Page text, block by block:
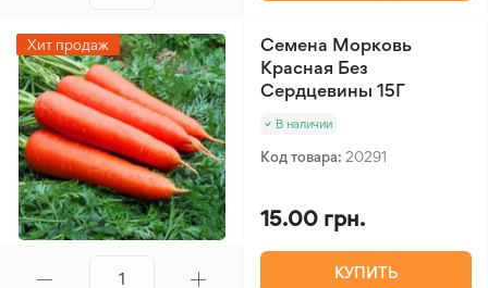
Хит продаж
Семена Морковь
Красная Без
Сердцевины 15Г
В наличии
Код товара: 20291
15.00 грн.
КУПИТЬ